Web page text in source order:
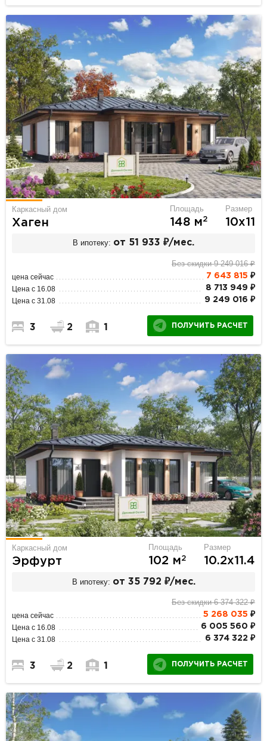
Каркасный дом
Хаген
Площадь
148 м2
Размер
10х11
В ипотеку: от 51 933 ₽/мес.
Без скидки 9 249 016 ₽
цена сейчас 7 643 815 ₽
Цена с 16.08 8 713 949 ₽
Цена с 31.08 9 249 016 ₽
3 2 1 ПОЛУЧИТЬ РАСЧЕТ
Каркасный дом
Эрфурт
Площадь
102 м2
Размер
10.2х11.4
В ипотеку: от 35 792 ₽/мес.
Без скидки 6 374 322 ₽
цена сейчас 5 268 035 ₽
Цена с 16.08 6 005 560 ₽
Цена с 31.08 6 374 322 ₽
3 2 1 ПОЛУЧИТЬ РАСЧЕТ